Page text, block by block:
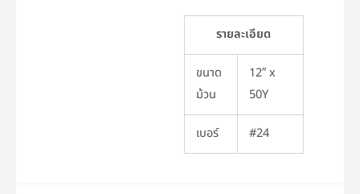
รายละเอียด
ขนาด
ม้วน
12″ x
50Y
เบอร์ #24